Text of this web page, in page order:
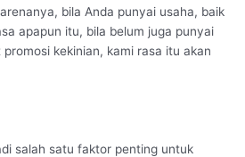
bila Anda punyai usaha, baik
apapun itu, bila belum juga punyai
kekinian, kami rasa itu akan
salah satu faktor penting untuk